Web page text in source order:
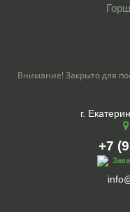
Внимание! Закрыто для
г.
+7